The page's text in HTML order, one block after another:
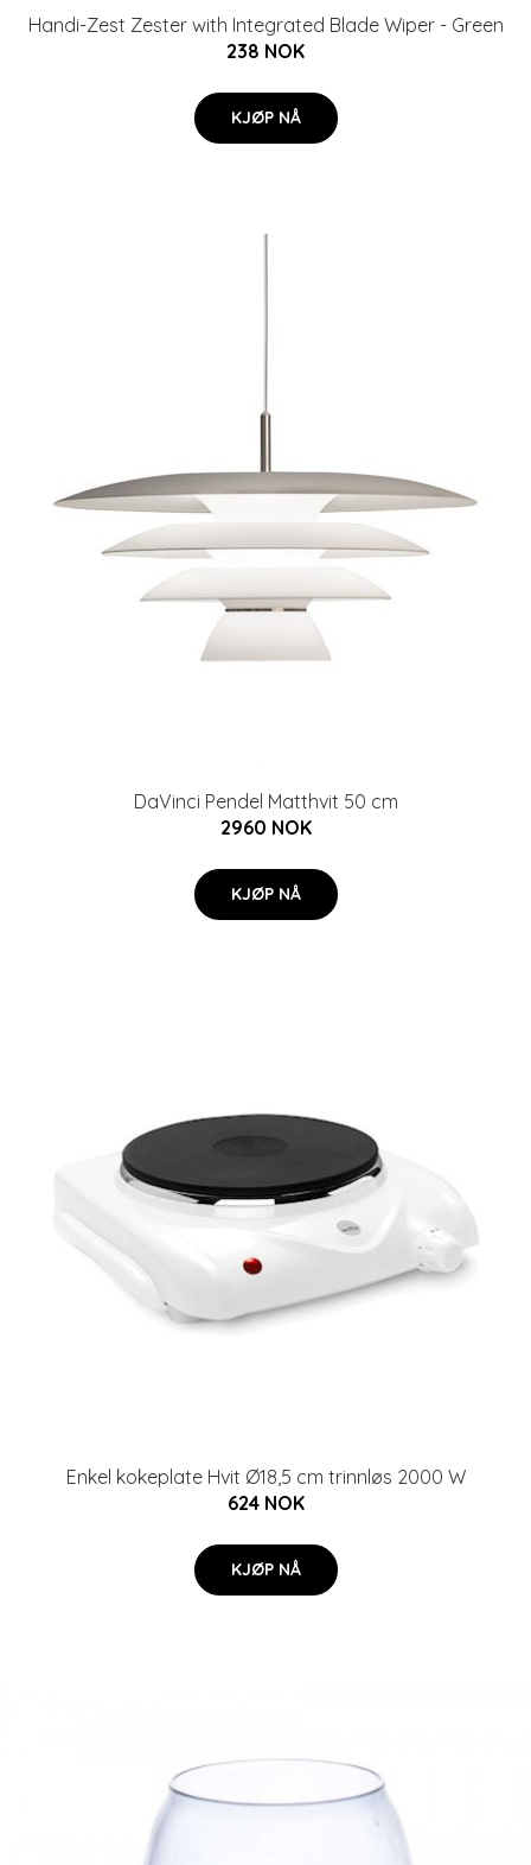
Handi-Zest Zester with Integrated Blade Wiper - Green
238 NOK
KJØP NÅ
DaVinci Pendel Matthvit 50 cm
2960 NOK
KJØP NÅ
Enkel kokeplate Hvit Ø18,5 cm trinnløs 2000 W
624 NOK
KJØP NÅ